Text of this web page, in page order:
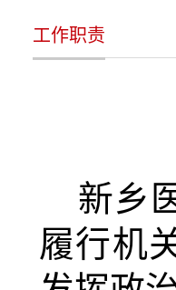
工作职责
新乡
履行机